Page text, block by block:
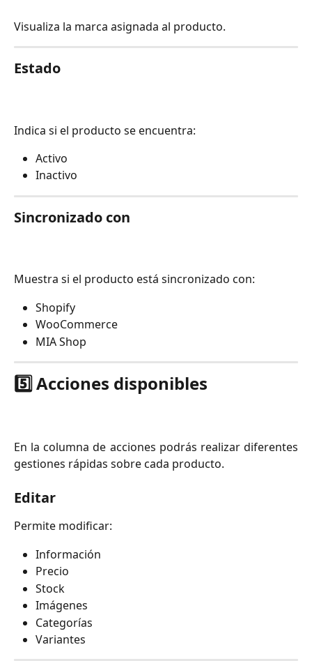
Visualiza la marca asignada al producto.
Estado
Indica si el producto se encuentra:
Activo
Inactivo
Sincronizado con
Muestra si el producto está sincronizado con:
Shopify
WooCommerce
MIA Shop
5️⃣ Acciones disponibles
En la columna de acciones podrás realizar diferentes
gestiones rápidas sobre cada producto.
Editar
Permite modificar:
Información
Precio
Stock
Imágenes
Categorías
Variantes